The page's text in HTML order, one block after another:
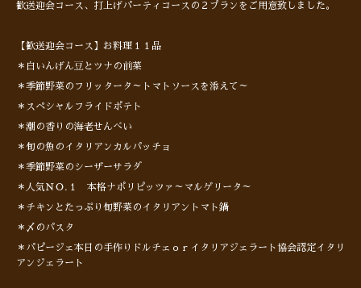
歓送迎会コース、打上げパーティコースの２プランをご用意致しました。
【歓送迎会コース】お料理１１品
＊白いんげん豆とツナの前菜
＊季節野菜のフリッタータ～トマトソースを添えて～
＊スペシャルフライドポテト
＊潮の香りの海老せんべい
＊旬の魚のイタリアンカルパッチョ
＊季節野菜のシーザーサラダ
＊人気ＮＯ.１ 本格ナポリピッツァ～マルゲリータ～
＊チキンとたっぷり旬野菜のイタリアントマト鍋
＊〆のパスタ
＊パピージェ本日の手作りドルチェｏｒイタリアジェラート協会認定イタリ
アンジェラート